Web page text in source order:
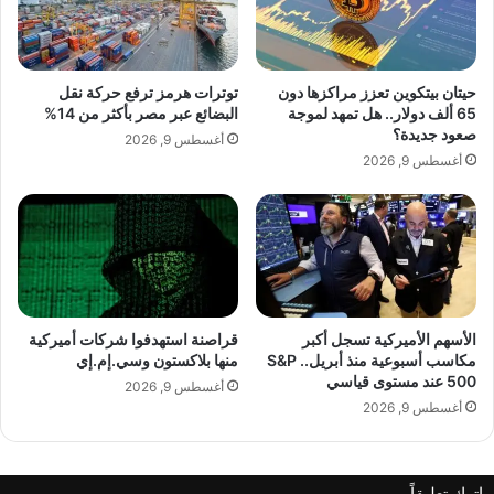
الأصول الخاضعة لإدارتها عبر مكاتب في
البحرين ولندن وأبوظبي وبكين، ويرأسها الشيخ
محمد عيسى آل خليفة الرئيس التنفيذي
السابق لصندوق التقاعد الوطني البحريني.
وجمعت بلو فايف ملياري دولار في يوليو/تموز
لصندوق جديد يركز على توسيع الاستثمارات
المباشرة في منطقة مجلس التعاون الخليجي.
ا
ل
م
ر
ي
ة
ع
ا
ل
و
ظ
ا
ق
ط
ا
ا
ل
ت
ن
و
ل
ي
ا
ف
ي
ا
ن
حيتان بيتكوين تعزز مراكزها دون
65 ألف دولار.. هل تمهد لموجة
صعود جديدة؟
أغسطس 9, 2026
توترات هرمز ترفع حركة نقل
البضائع عبر مصر بأكثر من 14%
أغسطس 9, 2026
الأسهم الأميركية تسجل أكبر
مكاسب أسبوعية منذ أبريل.. S&P
500 عند مستوى قياسي
أغسطس 9, 2026
قراصنة استهدفوا شركات أميركية
منها بلاكستون وسي.إم.إي
أغسطس 9, 2026